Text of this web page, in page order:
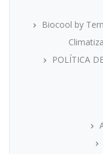
Biocool by
POLÍTICA